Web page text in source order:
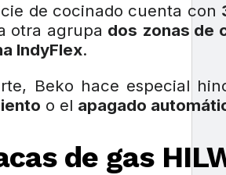
de cocinado cuenta con
otra agrupa dos zonas de
IndyFlex.
Beko hace especial
o el apagado
de gas